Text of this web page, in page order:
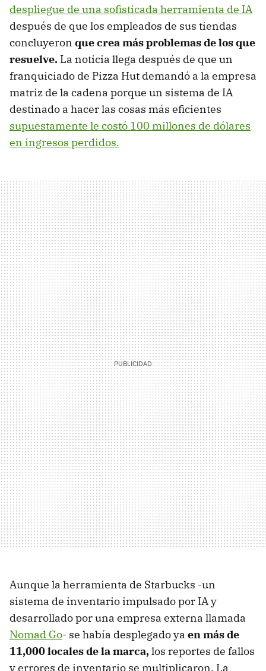
despliegue de una sofisticada herramienta de IA
después de que los empleados de sus tiendas
concluyeron que crea más problemas de los que
resuelve. La noticia llega después de que un
franquiciado de Pizza Hut demandó a la empresa
matriz de la cadena porque un sistema de IA
destinado a hacer las cosas más eficientes
supuestamente le costó 100 millones de dólares
en ingresos perdidos.
Aunque la herramienta de Starbucks -un
sistema de inventario impulsado por IA y
desarrollado por una empresa externa llamada
Nomad Go- se había desplegado ya en más de
11,000 locales de la marca,los reportes de fallos
y errores de inventario se multiplicaron. La